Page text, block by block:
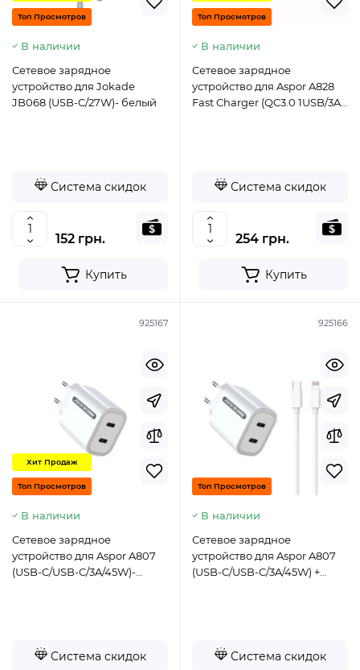
Топ Просмотров
В наличии
Сетевое зарядное
устройство для Jokade
JB068 (USB-C/27W)- белый
Система скидок
152 грн.
Купить
Топ Просмотров
В наличии
Сетевое зарядное
устройство для Aspor A828
Fast Charger (QC3.0 1USB/3A)
Система скидок
254 грн.
Купить
925167
Хит Продаж
Топ Просмотров
В наличии
Сетевое зарядное
устройство для Aspor A807
(USB-C/USB-C/3A/45W)-
Система скидок
925166
Топ Просмотров
В наличии
Сетевое зарядное
устройство для Aspor A807
(USB-C/USB-C/3A/45W) +
Система скидок